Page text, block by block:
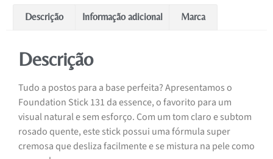
Descrição Informação adicional Marca
Descrição
Tudo a postos para a base perfeita? Apresentamos o
Foundation Stick 131 da essence, o favorito para um
visual natural e sem esforço. Com um tom claro e subtom
rosado quente, este stick possui uma fórmula super
cremosa que desliza facilmente e se mistura na pele como